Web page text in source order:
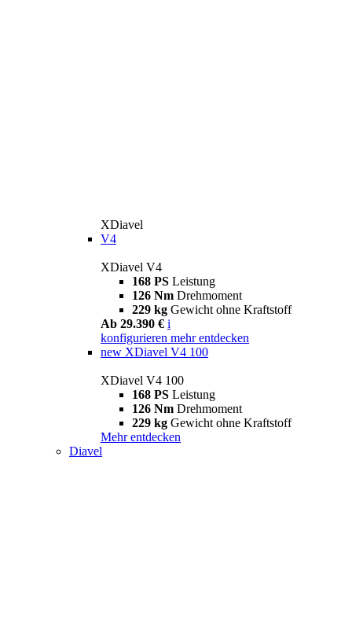
XDiavel
V4
XDiavel V4
168 PS Leistung
126 Nm Drehmoment
229 kg Gewicht ohne Kraftstoff
Ab 29.390 € i
konfigurieren mehr entdecken
new XDiavel V4 100
XDiavel V4 100
168 PS Leistung
126 Nm Drehmoment
229 kg Gewicht ohne Kraftstoff
Mehr entdecken
Diavel